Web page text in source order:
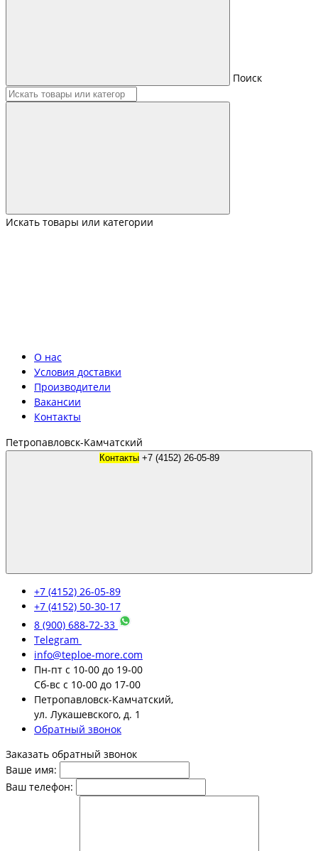
Поиск
Искать товары или категории
О нас
Условия доставки
Производители
Вакансии
Контакты
Петропавловск-Камчатский
Контакты +7 (4152) 26-05-89
+7 (4152) 26-05-89
+7 (4152) 50-30-17
8 (900) 688-72-33
Telegram
info@teploe-more.com
Пн-пт с 10-00 до 19-00
Сб-вс с 10-00 до 17-00
Петропавловск-Камчатский,
ул. Лукашевского, д. 1
Обратный звонок
Заказать обратный звонок
Ваше имя:
Ваш телефон: